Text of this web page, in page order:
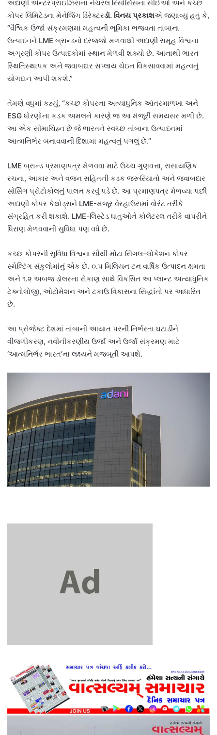
અદાણી એન્ટરપ્રાઇઝિસના નેચરલ રિસોર્સિસના સીઈઓ અને કચ્છ
કોપર લિમિટેડના મેનેજિંગ ડિરેક્ટરડૉ. વિનય પ્રકાશએ જણાવ્યું હતું કે,
“વૈશ્વિક ઉર્જા સંક્રમણમાં મહત્વની ભૂમિકા ભજવતા તાંબાના
ઉત્પાદનને LME બ્રાન્ડનો દરજ્જો મળવાથી અદાણી સમૂહ વિશ્વના
અગ્રણી કોપર ઉત્પાદકોમાં સ્થાન મેળવી શક્યો છે. આનાથી ભારત
સ્થિતિસ્થાપક અને જવાબદાર સપ્લાય ચેઇન વિકસાવવામાં મહત્વનું
યોગદાન આપી શકશે.”
તેમણે વધુમાં કહ્યું, “કચ્છ કોપરના અત્યાધુનિક આંતરમાળખા અને
ESG ધોરણોના કડક અમલને કારણે જ આ મંજૂરી સમયસર મળી છે.
આ એક સીમાચિહ્ન છે જે ભારતને સ્વચ્છ તાંબાના ઉત્પાદનમાં
આત્મનિર્ભર બનાવવાની દિશામાં મહત્વનું પગલું છે.”
LME બ્રાન્ડ પ્રમાણપત્ર મેળવવા માટે ઉચ્ચ ગુણવત્તા, રાસાયણિક
રચના, આકાર અને વજન સહિતની કડક જરૂરિયાતો અને જવાબદાર
સોર્સિંગ પ્રોટોકોલનું પાલન કરવું પડે છે. આ પ્રમાણપત્ર મેળવ્યા પછી
અદાણી કોપર કેથોડ્સને LME-મંજૂર વેરહાઉસમાં વોરંટ તરીકે
સંગ્રહિત કરી શકાશે. LME-લિસ્ટેડ ધાતુઓને કોલેટરલ તરીકે વાપરીને
ધિરાણ મેળવવાની સુવિધા પણ વધે છે.
કચ્છ કોપરની સુવિધા વિશ્વના સૌથી મોટા સિંગલ-લોકેશન કોપર
સ્મેલ્ટિંગ સંકુલોમાંનું એક છે. ૦.૫ મિલિયન ટન વાર્ષિક ઉત્પાદન ક્ષમતા
અને ૧.૨ અબજ ડોલરના રોકાણ સાથે વિકસિત આ પ્લાન્ટ અત્યાધુનિક
ટેક્નોલોજી, ઓટોમેશન અને ટકાઉ વિકાસના સિદ્ધાંતો પર આધારિત
છે.
આ પ્રોજેક્ટ દેશમાં તાંબાની આયાત પરની નિર્ભરતા ઘટાડીને
વીજળીકરણ, નવીનીકરણીય ઉર્જા અને ઉર્જા સંક્રમણ માટે
‘આત્મનિર્ભર ભારત’ના લક્ષ્યને મજબૂતી આપશે.